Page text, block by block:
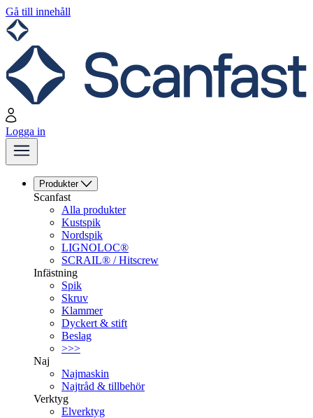
Gå till innehåll
Logga in
Produkter
Scanfast
Alla produkter
Kustspik
Nordspik
LIGNOLOC®
SCRAIL® / Hitscrew
Infästning
Spik
Skruv
Klammer
Dyckert & stift
Beslag
>>>
Naj
Najmaskin
Najtråd & tillbehör
Verktyg
Elverktyg